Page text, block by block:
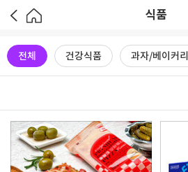
식품
전체 건강식품 과자/베이커리